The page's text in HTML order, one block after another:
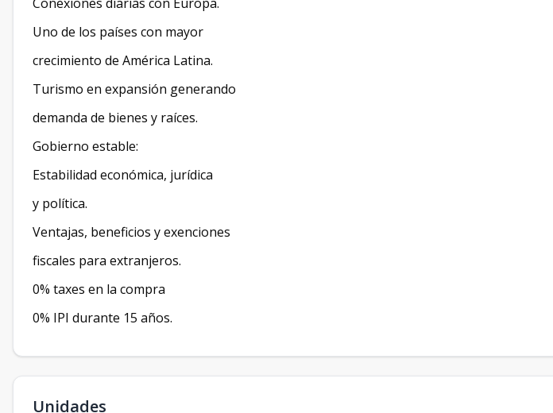
Uno de los países con mayor
crecimiento de América Latina.
Turismo en expansión generando
demanda de bienes y raíces.
Gobierno estable:
Estabilidad económica, jurídica
y política.
Ventajas, beneficios y exenciones
fiscales para extranjeros.
0% taxes en la compra
0% IPI durante 15 años.
Unidades